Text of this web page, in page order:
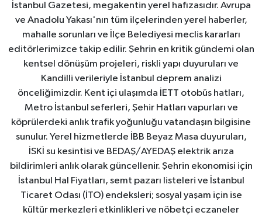
İstanbul Gazetesi, megakentin yerel hafızasıdır. Avrupa
ve Anadolu Yakası'nın tüm ilçelerinden yerel haberler,
mahalle sorunları ve İlçe Belediyesi meclis kararları
editörlerimizce takip edilir. Şehrin en kritik gündemi olan
kentsel dönüşüm projeleri, riskli yapı duyuruları ve
Kandilli verileriyle İstanbul deprem analizi
önceliğimizdir. Kent içi ulaşımda İETT otobüs hatları,
Metro İstanbul seferleri, Şehir Hatları vapurları ve
köprülerdeki anlık trafik yoğunluğu vatandaşın bilgisine
sunulur. Yerel hizmetlerde İBB Beyaz Masa duyuruları,
İSKİ su kesintisi ve BEDAŞ/AYEDAŞ elektrik arıza
bildirimleri anlık olarak güncellenir. Şehrin ekonomisi için
İstanbul Hal Fiyatları, semt pazarı listeleri ve İstanbul
Ticaret Odası (İTO) endeksleri; sosyal yaşam için ise
kültür merkezleri etkinlikleri ve nöbetçi eczaneler